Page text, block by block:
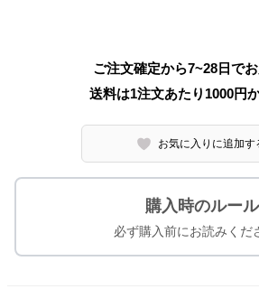
ご注文確定から7~28日で
送料は1注文あたり 1000円
お気に入りに追加す
購入時のルール
必ず購入前にお読みくだ